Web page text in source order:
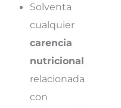
Solventa
cualquier
carencia
nutricional
relacionada
con